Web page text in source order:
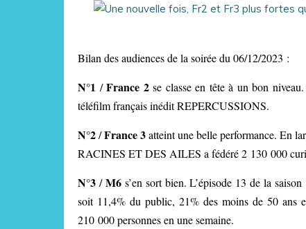
Bilan des audiences de la soirée du 06/12/2023 :
N°1 /France 2se classe en tête à un bon niveau.
téléfilm français inédit REPERCUSSIONS.
N°2/France 3atteint une belle performance. En
RACINES ET DES AILES a fédéré 2 130 000
N°3 /M6s’en sort bien. L’épisode 13 de la
soit 11,4% du public, 21% des moins de 50 ans
210 000 personnes en une semaine.